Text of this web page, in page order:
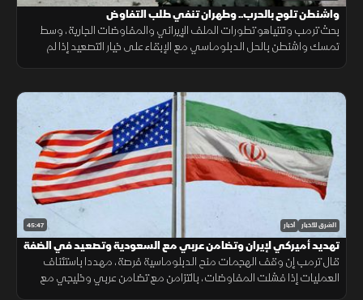
واشنطن تلوح بالحرب.. وطهران تنفي طلب التفاوض
بحث ترمب ونتنياهو تطورات الملف الإيراني والمفاوضات الجارية، وسط
تمسك واشنطن بالحل الدبلوماسي مع الإبقاء على خيار التصعيد إذا لم
45:47 الشرق للأخبار أخبار
تهديد أميركي لإيران وتضامن عربي مع السعودية وتصعيد في الضفة
قال ترمب إن وقف الهجمات منح الدبلوماسية فرصة، مهددا باستئناف
العمليات إذا فشلت المفاوضات، بالتزامن مع تضامن عربي وخليجي مع